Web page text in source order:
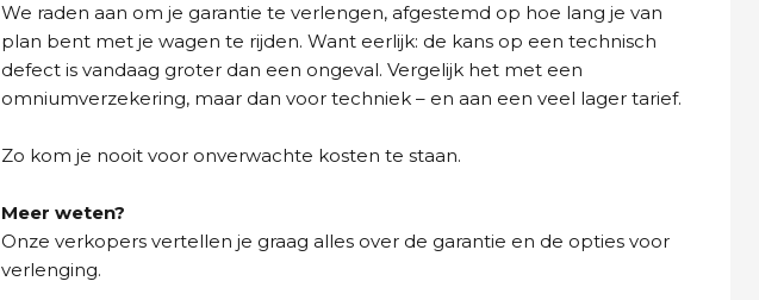
We raden aan om je garantie te verlengen, afgestemd op hoe lang je van
plan bent met je wagen te rijden. Want eerlijk: de kans op een technisch
defect is vandaag groter dan een ongeval. Vergelijk het met een
omniumverzekering, maar dan voor techniek – en aan een veel lager tarief.
Zo kom je nooit voor onverwachte kosten te staan.
Meer weten?
Onze verkopers vertellen je graag alles over de garantie en de opties voor
verlenging.